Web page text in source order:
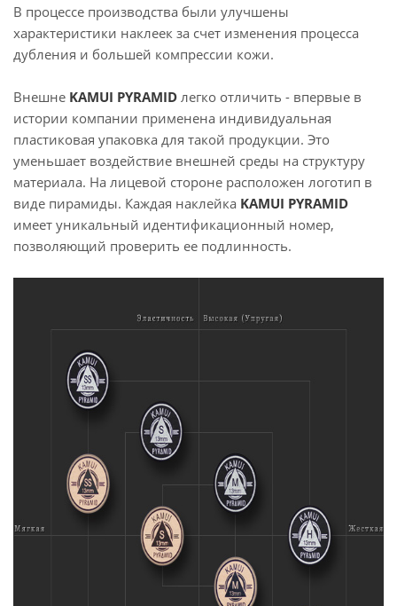
В процессе производства были улучшены
характеристики наклеек за счет изменения процесса
дубления и большей компрессии кожи.
Внешне KAMUI PYRAMID легко отличить - впервые в
истории компании применена индивидуальная
пластиковая упаковка для такой продукции. Это
уменьшает воздействие внешней среды на структуру
материала. На лицевой стороне расположен логотип в
виде пирамиды. Каждая наклейка KAMUI PYRAMID
имеет уникальный идентификационный номер,
позволяющий проверить ее подлинность.